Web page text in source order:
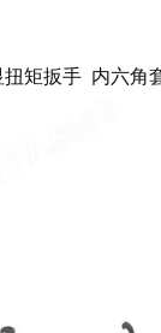
扭矩扳手 内六角